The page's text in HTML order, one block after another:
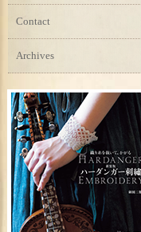
Contact
Archives